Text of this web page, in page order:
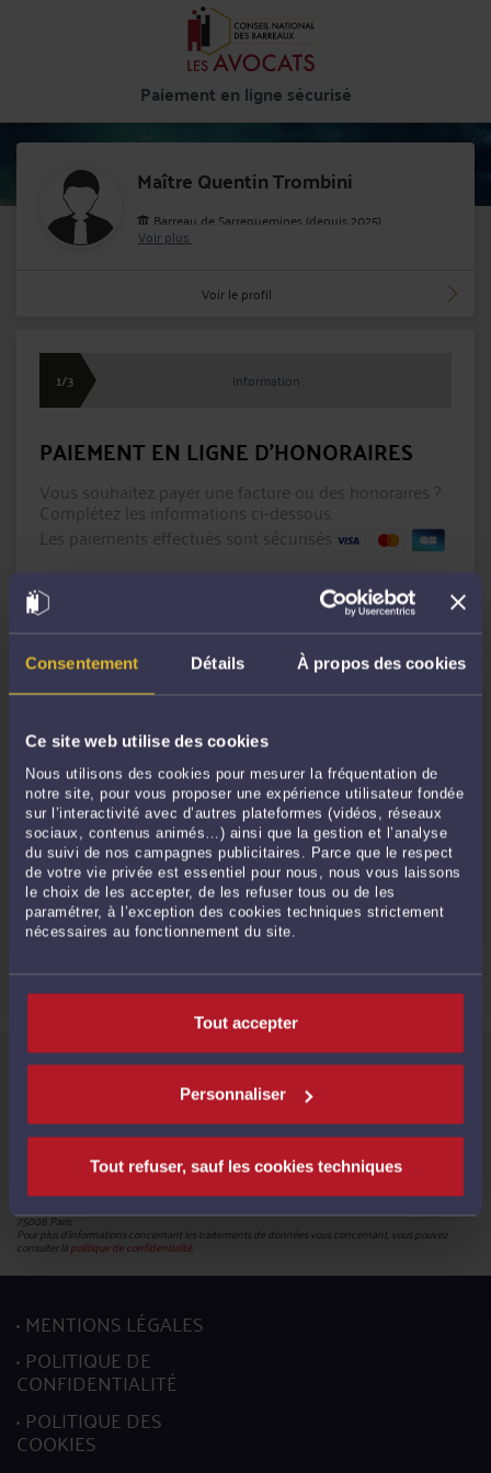
Consentement Détails À propos des cookies
Ce site web utilise des cookies
Nous utilisons des cookies pour mesurer la fréquentation de
notre site, pour vous proposer une expérience utilisateur fondée
sur l’interactivité avec d’autres plateformes (vidéos, réseaux
sociaux, contenus animés…) ainsi que la gestion et l’analyse
du suivi de nos campagnes publicitaires. Parce que le respect
de votre vie privée est essentiel pour nous, nous vous laissons
le choix de les accepter, de les refuser tous ou de les
paramétrer, à l’exception des cookies techniques strictement
nécessaires au fonctionnement du site.
Tout accepter
Personnaliser
Tout refuser, sauf les cookies techniques
Paiement en ligne sécurisé
Maître Quentin Trombini
Barreau de Sarreguemines (depuis 2025)
09 rue de la Paix 57200 SARREGUEMINES
Voir plus
Voir le profil
1/3 Information
PAIEMENT EN LIGNE D'HONORAIRES
Vous souhaitez payer une facture ou des honoraires ?
Complétez les informations ci-dessous.
Les paiements effectués sont sécurisés
Référence du paiement :
Message(facultatif)
CONTINUER
Informations relatives à la protection de vos données
met en œuvre un traitement de données caractère personnel en vue de la création de votre compte
pour pouvoir accéder aux services proposés par la plateforme et bénéficier de ces derniers.
mettre à jour votre profil.
Conformément à la réglementation en vigueur, vous disposez du droit de demander l'accès, la
rectification, l’effacement et la portabilité de vos données ainsi que la limitation du traitement. Vous
pouvez en outre retirer votre consentement pour les traitements basés sur ce fondement juridique.
L’exercice de ces droits s’effectuent, auprès du délégué à la protection des données, par l’envoi soit
d’un courriel à l’adresse mail :donneespersonnelles@cnb.avocat.fr, soit d’un courrier par voie postale à
75008 Paris.
Pour plus d’informations concernant les traitements de données vous concernant, vous pouvez
consulter lapolitique de confidentialité.
MENTIONS LÉGALES
POLITIQUE DE
CONFIDENTIALITÉ
POLITIQUE DES
COOKIES